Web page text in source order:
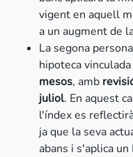
vigent en aquell
a un augment de
La segona
hipoteca
mesos, amb
juliol. En aquest
l'índex es
ja que la seva
abans i s'aplica un